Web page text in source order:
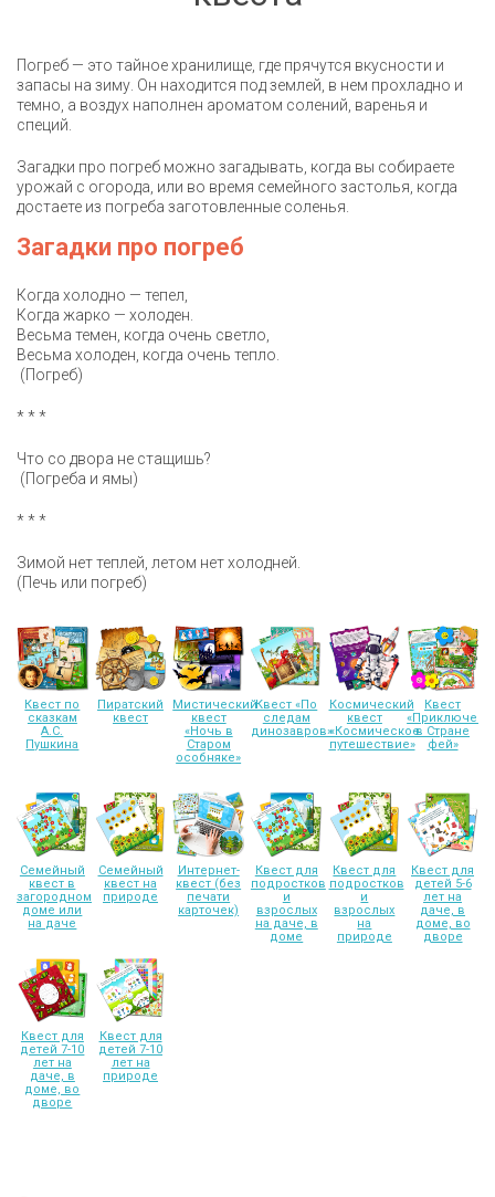
Погреб — это тайное хранилище, где прячутся вкусности и
запасы на зиму. Он находится под землей, в нем прохладно и
темно, а воздух наполнен ароматом солений, варенья и
специй.
Загадки про погреб можно загадывать, когда вы собираете
урожай с огорода, или во время семейного застолья, когда
достаете из погреба заготовленные соленья.
Загадки про погреб
Когда холодно — тепел,
Когда жарко — холоден.
Весьма темен, когда очень светло,
Весьма холоден, когда очень тепло.
(Погреб)
* * *
Что со двора не стащишь?
(Погреба и ямы)
* * *
Зимой нет теплей, летом нет холодней.
(Печь или погреб)
Квест по
сказкам
А.С.
Пушкина
Пиратский
квест
Мистический
квест
«Ночь в
Старом
особняке»
Квест «По
следам
динозавров»
Космический
квест
«Космическое
путешествие»
Квест
в Стране
фей»
Семейный
квест в
загородном
доме или
на даче
Семейный
квест на
природе
Интернет-
квест (без
печати
карточек)
Квест для
подростков
и
взрослых
на даче, в
доме
Квест для
подростков
и
взрослых
на
природе
Квест для
детей 5-6
лет на
даче, в
доме, во
дворе
Квест для
детей 7-10
лет на
даче, в
доме, во
дворе
Квест для
детей 7-10
лет на
природе